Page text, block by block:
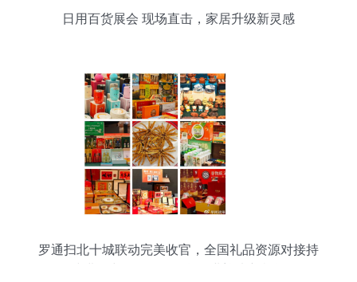
日用百货展会 现场直击，家居升级新灵感
罗通扫北十城联动完美收官，全国礼品资源对接持